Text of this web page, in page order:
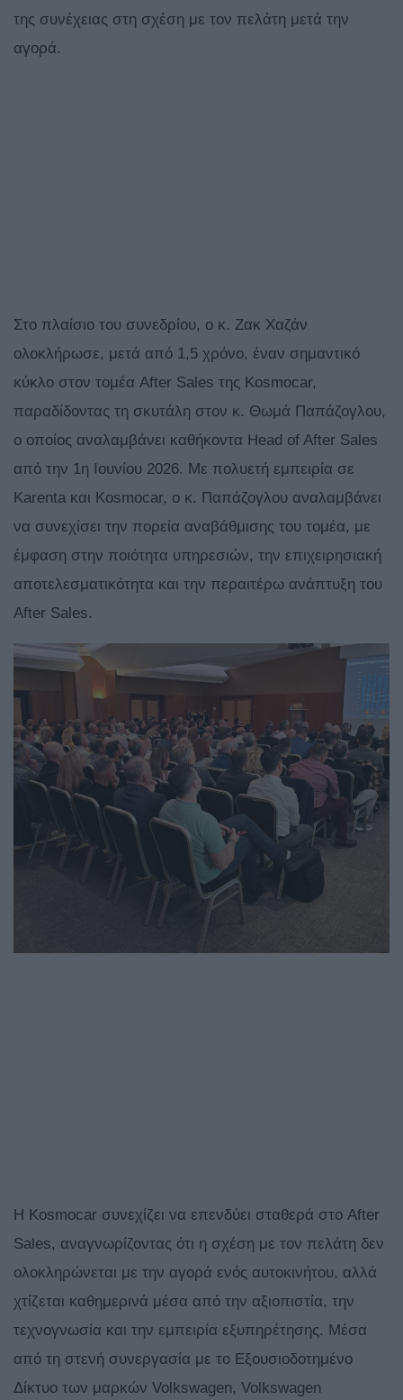
της συνέχειας στη σχέση με τον πελάτη μετά την
αγορά.
Στο πλαίσιο του συνεδρίου, ο κ. Ζακ Χαζάν
ολοκλήρωσε, μετά από 1,5 χρόνο, έναν σημαντικό
κύκλο στον τομέα After Sales της Kosmocar,
παραδίδοντας τη σκυτάλη στον κ. Θωμά Παπάζογλου,
ο οποίος αναλαμβάνει καθήκοντα Head of After Sales
από την 1η Ιουνίου 2026. Με πολυετή εμπειρία σε
Karenta και Kosmocar, ο κ. Παπάζογλου αναλαμβάνει
να συνεχίσει την πορεία αναβάθμισης του τομέα, με
έμφαση στην ποιότητα υπηρεσιών, την επιχειρησιακή
αποτελεσματικότητα και την περαιτέρω ανάπτυξη του
After Sales.
Η Kosmocar συνεχίζει να επενδύει σταθερά στο After
Sales, αναγνωρίζοντας ότι η σχέση με τον πελάτη δεν
ολοκληρώνεται με την αγορά ενός αυτοκινήτου, αλλά
χτίζεται καθημερινά μέσα από την αξιοπιστία, την
τεχνογνωσία και την εμπειρία εξυπηρέτησης. Μέσα
από τη στενή συνεργασία με το Εξουσιοδοτημένο
Δίκτυο των μαρκών Volkswagen, Volkswagen